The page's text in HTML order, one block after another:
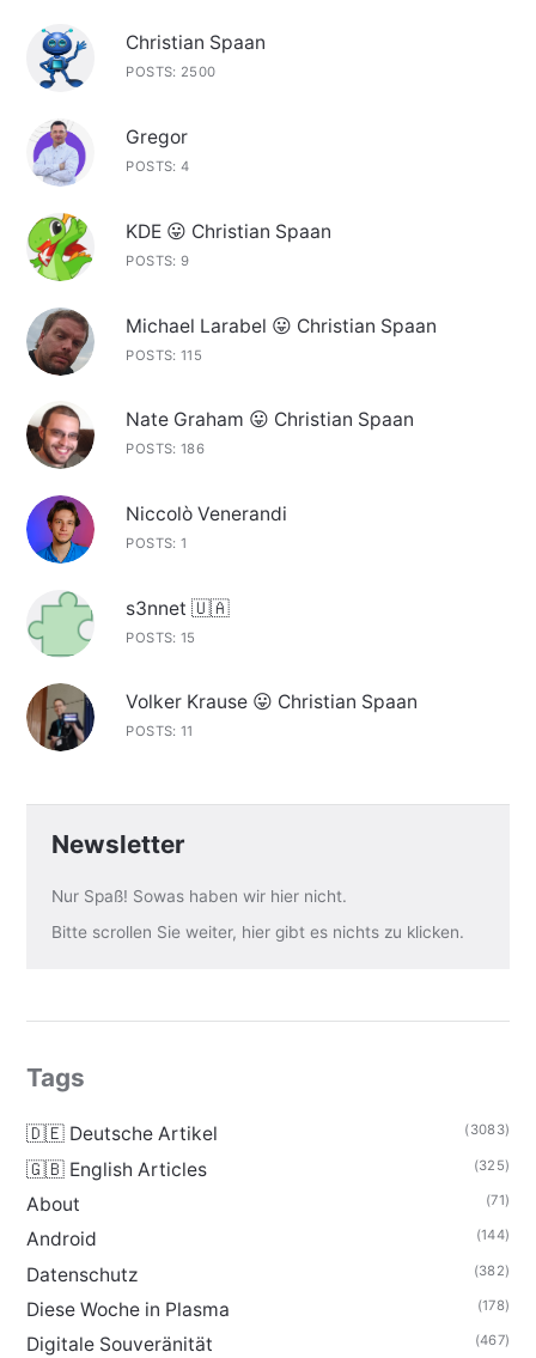
Christian Spaan
POSTS: 2500
Gregor
POSTS: 4
KDE 😛 Christian Spaan
POSTS: 9
Michael Larabel 😛 Christian Spaan
POSTS: 115
Nate Graham 😛 Christian Spaan
POSTS: 186
Niccolò Venerandi
POSTS: 1
s3nnet 🇺🇦
POSTS: 15
Volker Krause 😛 Christian Spaan
POSTS: 11
Newsletter
Nur Spaß! Sowas haben wir hier nicht.
Bitte scrollen Sie weiter, hier gibt es nichts zu klicken.
Tags
🇩🇪 Deutsche Artikel (3083)
🇬🇧 English Articles (325)
About (71)
Android (144)
Datenschutz (382)
Diese Woche in Plasma (178)
Digitale Souveränität (467)